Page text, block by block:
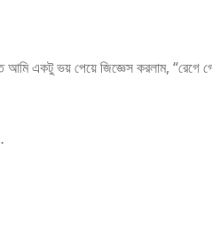
একটু ভয় পেয়ে জিজ্ঞেস করলাম, “রেগে